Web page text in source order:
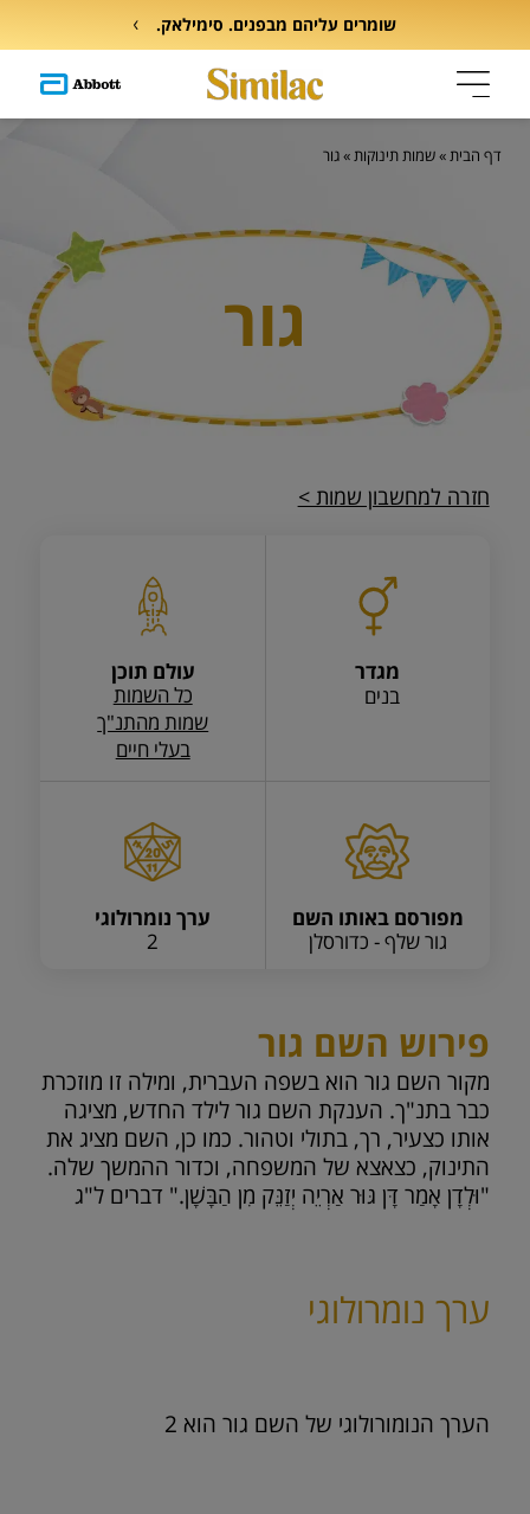
שומרים עליהם מבפנים. סימילאק.
גור
דף הבית»שמות תינוקות»גור
חזרה למחשבון שמות >
מגדר
בנים
עולם תוכן
כל השמות
שמות מהתנ"ך
בעלי חיים
מפורסם באותו השם
גור שלף - כדורסלן
ערך נומרולוגי
2
פירוש השם גור
מקור השם גור הוא בשפה העברית, ומילה זו מוזכרת
כבר בתנ"ך. הענקת השם גור לילד החדש, מציגה
אותו כצעיר, רך, בתולי וטהור. כמו כן, השם מציג את
התינוק, כצאצא של המשפחה, וכדור ההמשך שלה.
"וּלְדָן אָמַר דָּן גּוּר אַרְיֵה יְזַנֵּק מִן הַבָּשָׁן." דברים ל"ג
ערך נומרולוגי
הערך הנומורולוגי של השם גור הוא 2